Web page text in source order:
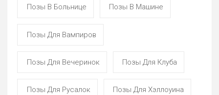
Позы В Больнице Позы В Машине
Позы Для Вампиров
Позы Для Вечеринок Позы Для Клуба
Позы Для Русалок Позы Для Хэллоуина